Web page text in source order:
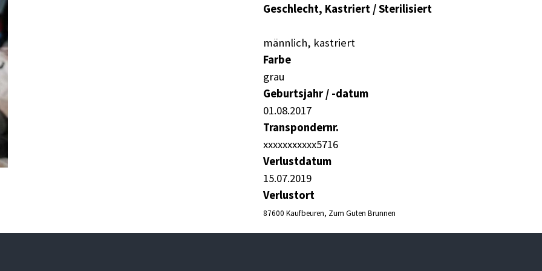
Geschlecht, Kastriert / Sterilisiert
männlich, kastriert
Farbe
grau
Geburtsjahr / -datum
01.08.2017
Transpondernr.
xxxxxxxxxxx5716
Verlustdatum
15.07.2019
Verlustort
87600 Kaufbeuren, Zum Guten Brunnen